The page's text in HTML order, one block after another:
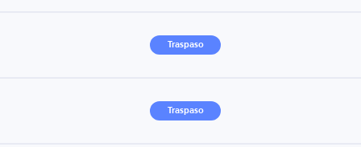
Traspaso
Traspaso